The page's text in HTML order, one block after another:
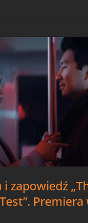
zapowiedź